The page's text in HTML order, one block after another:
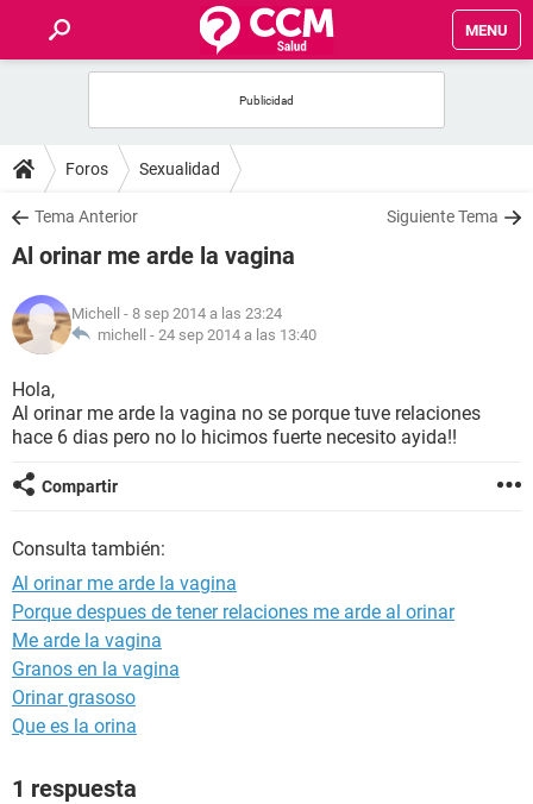
MENU
FOROS
SALUD
NUTRICIÓN
BIENESTAR
Foros Sexualidad
Tema Anterior Siguiente Tema
Al orinar me arde la vagina
Michell - 8 sep 2014 a las 23:24
michell - 24 sep 2014 a las 13:40
Hola,
Al orinar me arde la vagina no se porque tuve relaciones
hace 6 dias pero no lo hicimos fuerte necesito ayida!!
Compartir
Consulta también:
Al orinar me arde la vagina
Porque despues de tener relaciones me arde al orinar
Me arde la vagina
Granos en la vagina
Orinar grasoso
Que es la orina
1 respuesta